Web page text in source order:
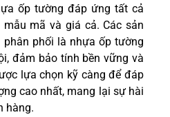
ốp tường đáp ứng tất cả
mã và giá cả. Các sản
phối là nhựa ốp tường
đảm bảo tính bền vững và
lựa chọn kỹ càng để đáp
cao nhất, mang lại sự hài
hàng.